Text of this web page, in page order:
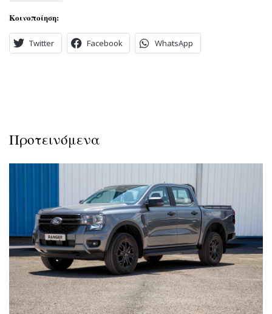
Κοινοποίηση:
Twitter Facebook WhatsApp
Προτεινόμενα